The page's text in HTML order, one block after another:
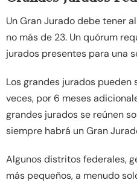
Un Gran Jurado debe tener
no más de 23. Un quórum
jurados presentes para una
Los grandes jurados pueden
veces, por 6 meses
grandes jurados se reúnen
siempre habrá un Gran
Algunos distritos federales,
más pequeños, a menudo